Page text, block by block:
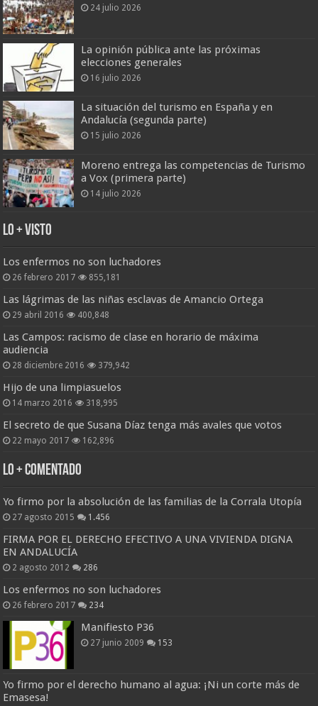
24 julio 2026
La opinión pública ante las próximas
elecciones generales
16 julio 2026
La situación del turismo en España y en
Andalucía (segunda parte)
15 julio 2026
Moreno entrega las competencias de Turismo
a Vox (primera parte)
14 julio 2026
Lo + Visto
Los enfermos no son luchadores
26 febrero 2017 855,181
Las lágrimas de las niñas esclavas de Amancio Ortega
29 abril 2016 400,848
Las Campos: racismo de clase en horario de máxima
audiencia
28 diciembre 2016 379,942
Hijo de una limpiasuelos
14 marzo 2016 318,995
El secreto de que Susana Díaz tenga más avales que votos
22 mayo 2017 162,896
Lo + Comentado
Yo firmo por la absolución de las familias de la Corrala Utopía
27 agosto 2015 1.456
FIRMA POR EL DERECHO EFECTIVO A UNA VIVIENDA DIGNA
EN ANDALUCÍA
2 agosto 2012 286
Los enfermos no son luchadores
26 febrero 2017 234
Manifiesto P36
27 junio 2009 153
Yo firmo por el derecho humano al agua: ¡Ni un corte más de
Emasesa!